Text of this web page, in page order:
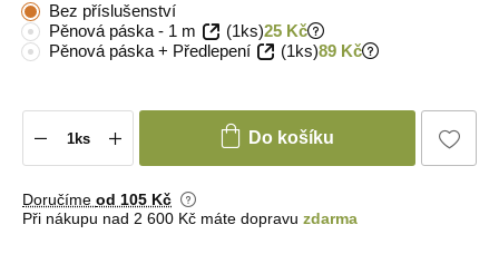
Bez příslušenství
Pěnová páska - 1 m
(1ks)25 Kč
Pěnová páska + Předlepení
(1ks)89 Kč
Do košíku
Doručíme od 105 Kč
Při nákupu nad 2 600 Kč máte dopravu zdarma